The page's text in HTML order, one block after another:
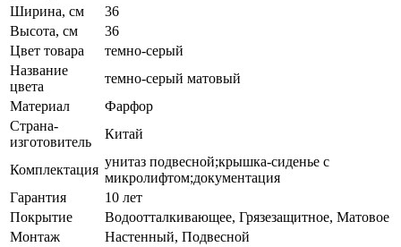
Ширина, см
36
Высота, см
36
Цвет товара
темно-серый
Название
цвета
темно-серый матовый
Материал
Фарфор
Страна-
изготовитель
Китай
Комплектация
унитаз подвесной;крышка-сиденье с
микролифтом;документация
Гарантия
10 лет
Покрытие
Водоотталкивающее, Грязезащитное, Матовое
Монтаж
Настенный, Подвесной